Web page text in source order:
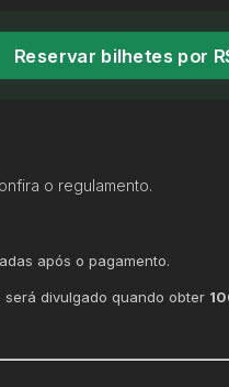
Reservar bilhetes por
o regulamento.
após o pagamento.
será divulgado quando obter